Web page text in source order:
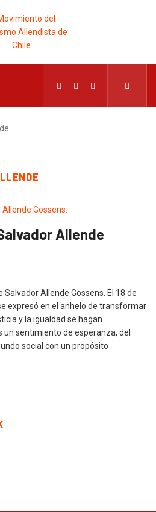
Allende
Allende Gossens. El 18 de
expresó en el anhelo de transformar
y la igualdad se hagan
sentimiento de esperanza, del
social con un propósito